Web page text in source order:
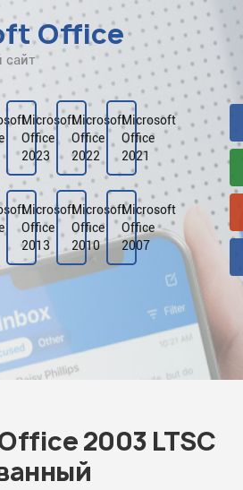
Office
сайт
Microsoft
Office
2023
Microsoft
Office
2022
Microsoft
Office
2021
Microsoft
Office
2013
Microsoft
Office
2010
Microsoft
Office
2007
2003 LTSC